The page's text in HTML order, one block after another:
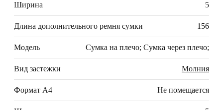
Ширина 5
Длина дополнительного ремня сумки 156
Модель Сумка на плечо; Сумка через плечо;
Вид застежки Молния
Формат А4 Не помещается